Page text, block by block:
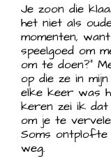
Je zoon die
het niet als
momenten,
speelgoed om
om te doen?”
op die ze in
elke keer was
keren zei ik dat
om je te
Soms ontplofte
weg.